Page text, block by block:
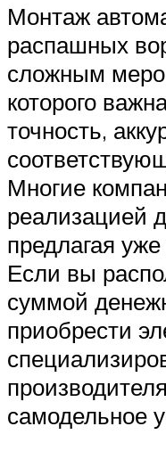
Монтаж
распашных
сложным
которого
точность,
Многие
реализацией
предлагая
Если вы
суммой
приобрести
самодельное